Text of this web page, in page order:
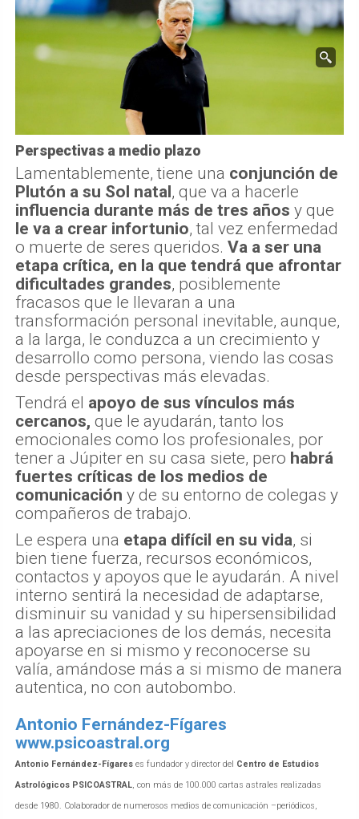
Perspectivas a medio plazo
Lamentablemente, tiene una conjunción de
Plutón a su Sol natal , que va a hacerle
influencia durante más de tres años y que
le va a crear infortunio, tal vez enfermedad
o muerte de seres queridos. Va a ser una
etapa crítica, en la que tendrá que afrontar
dificultades grandes, posiblemente
fracasos que le llevaran a una
transformación personal inevitable, aunque,
a la larga, le conduzca a un crecimiento y
desarrollo como persona, viendo las cosas
desde perspectivas más elevadas.
Tendrá el apoyo de sus vínculos más
cercanos, que le ayudarán, tanto los
emocionales como los profesionales, por
tener a Júpiter en su casa siete, pero habrá
fuertes críticas de los medios de
comunicación y de su entorno de colegas y
compañeros de trabajo.
Le espera una etapa difícil en su vida, si
bien tiene fuerza, recursos económicos,
contactos y apoyos que le ayudarán. A nivel
interno sentirá la necesidad de adaptarse,
disminuir su vanidad y su hipersensibilidad
a las apreciaciones de los demás, necesita
apoyarse en si mismo y reconocerse su
valía, amándose más a si mismo de manera
autentica, no con autobombo.
Antonio Fernández-Fígares
www.psicoastral.org
Antonio Fernández-Fígares es fundador y director del Centro de Estudios
Astrológicos PSICOASTRAL, con más de 100.000 cartas astrales realizadas
desde 1980. Colaborador de numerosos medios de comunicación –periódicos,